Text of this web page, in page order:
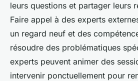
leurs questions et partager leurs
Faire appel à des experts
un regard neuf et des
résoudre des problématiques
experts peuvent animer des
intervenir ponctuellement pour